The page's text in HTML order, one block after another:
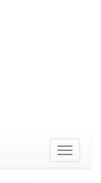
Toggle